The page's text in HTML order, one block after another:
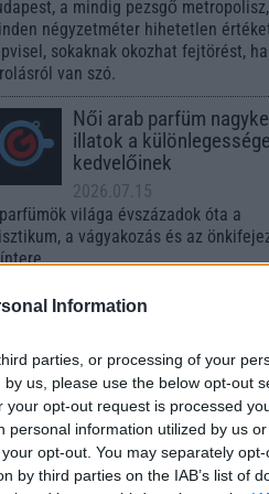
Information
parties, or processing of your
us, please use the below opt-out
opt-out request is processed
information utilized by us
opt-out. You may separately
by third parties on the IAB’s list of
a mindig pezsgő
négyzetméter hihetetlen
sokaknak okozhat fejtörést, ha
van szó.
Női arab parfüm
illatok a
kedvelőinek
2026.07.15
világa évszázadok óta a
a vágyakozás és az
Lépj a HR jövőjébe egyéni
2026.07.13
század technológiai újdonságai
átalakították az oktatást.